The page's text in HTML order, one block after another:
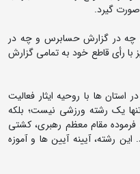
گیرد.
چه در گزارش حسابرس و چه در
رأی قاطع خود به تمامی گزارش
ها با روحیه ایثار فعالیت
یک رشته ورزشی نیست؛ بلکه
مقام معظم رهبری، کشتی
رشته، آیینه آیین ها و آموزه